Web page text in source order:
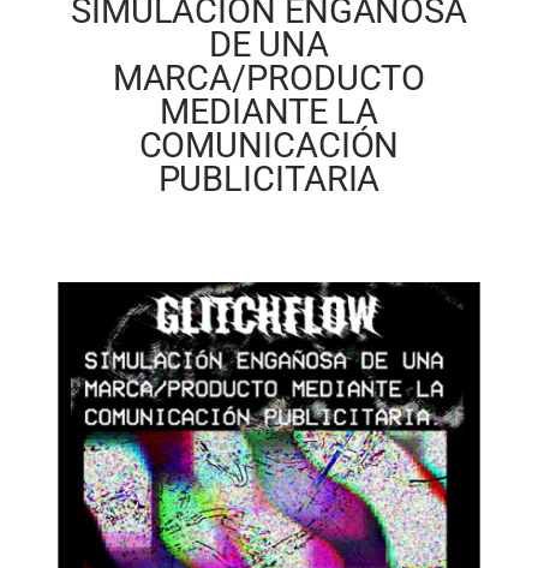
SIMULACIÓN ENGAÑOSA
DE UNA
MARCA/PRODUCTO
MEDIANTE LA
COMUNICACIÓN
PUBLICITARIA